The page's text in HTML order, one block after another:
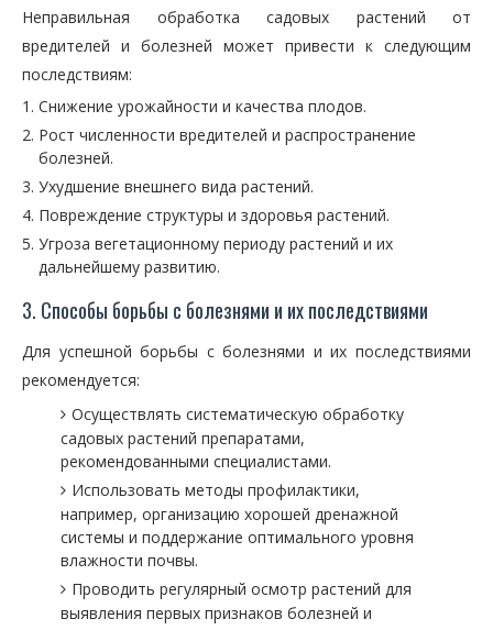
Неправильная обработка садовых растений от
вредителей и болезней может привести к следующим
последствиям:
Снижение урожайности и качества плодов.
Рост численности вредителей и распространение
болезней.
Ухудшение внешнего вида растений.
Повреждение структуры и здоровья растений.
Угроза вегетационному периоду растений и их
дальнейшему развитию.
3. Способы борьбы с болезнями и их последствиями
Для успешной борьбы с болезнями и их последствиями
рекомендуется:
Осуществлять систематическую обработку
садовых растений препаратами,
рекомендованными специалистами.
Использовать методы профилактики,
например, организацию хорошей дренажной
системы и поддержание оптимального уровня
влажности почвы.
Проводить регулярный осмотр растений для
выявления первых признаков болезней и